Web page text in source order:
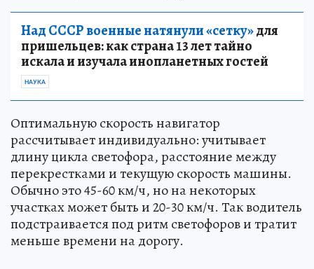
Над СССР военные натянули «сетку»для
пришельцев: как страна 13 лет тайно
искала и изучала инопланетных гостей
НАУКА
Оптимальную скорость навигатор
рассчитывает индивидуально: учитывает
длину цикла светофора, расстояние между
перекрестками и текущую скорость машины.
Обычно это 45-60 км/ч, но на некоторых
участках может быть и 20-30 км/ч. Так водитель
подстраивается под ритм светофоров и тратит
меньше времени на дорогу.